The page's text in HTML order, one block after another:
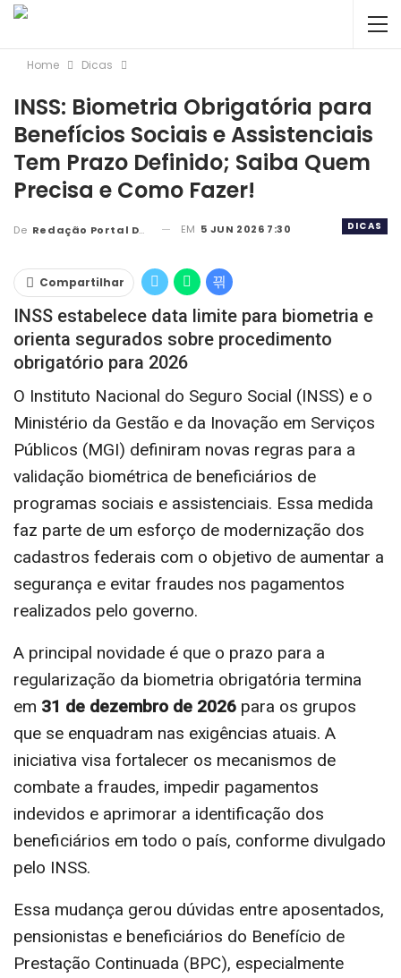
Home Dicas
INSS: Biometria Obrigatória para
Benefícios Sociais e Assistenciais
Tem Prazo Definido; Saiba Quem
Precisa e Como Fazer!
DICAS
De Redação Portal DBC EM 5 JUN 2026 7:30
Compartilhar
INSS estabelece data limite para biometria e
orienta segurados sobre procedimento
obrigatório para 2026
O Instituto Nacional do Seguro Social (INSS) e o
Ministério da Gestão e da Inovação em Serviços
Públicos (MGI) definiram novas regras para a
validação biométrica de beneficiários de
programas sociais e assistenciais. Essa medida
faz parte de um esforço de modernização dos
cadastros federais com o objetivo de aumentar a
segurança e evitar fraudes nos pagamentos
realizados pelo governo.
A principal novidade é que o prazo para a
regularização da biometria obrigatória termina
em 31 de dezembro de 2026 para os grupos
que se enquadram nas exigências atuais. A
iniciativa visa fortalecer os mecanismos de
combate a fraudes, impedir pagamentos
indevidos e aprimorar a identificação dos
beneficiários em todo o país, conforme divulgado
pelo INSS.
Essa mudança gerou dúvidas entre aposentados,
pensionistas e beneficiários do Benefício de
Prestação Continuada (BPC), especialmente